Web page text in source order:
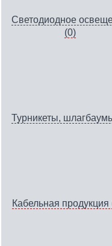
Светодиодное
(0)
Турникеты,
Кабельная продукция